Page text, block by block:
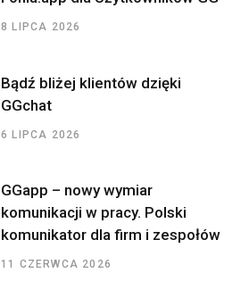
8 LIPCA 2026
Bądź bliżej klientów dzięki
GGchat
6 LIPCA 2026
GGapp – nowy wymiar
komunikacji w pracy. Polski
komunikator dla firm i zespołów
11 CZERWCA 2026